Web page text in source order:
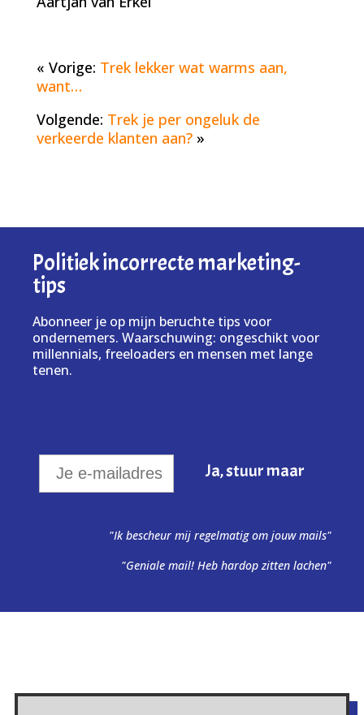
« Vorige: Trek lekker wat warms aan,
want…
Volgende: Trek je per ongeluk de
verkeerde klanten aan?»
Politiek incorrecte marketing-
tips
Abonneer je op mijn beruchte tips voor
ondernemers. Waarschuwing: ongeschikt voor
millennials, freeloaders en mensen met lange
tenen.
"Ik bescheur mij regelmatig om jouw mails"
"Geniale mail! Heb hardop zitten lachen"